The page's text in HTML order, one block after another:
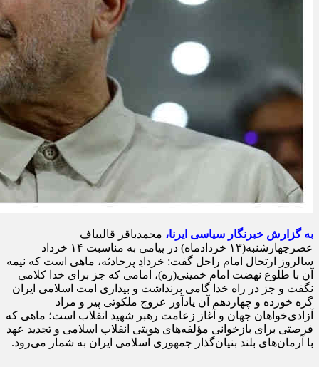
به گزارش خبرنگار سیاسی ایرنا، محمدباقر قالیباف
عصرچهارشنبه(۱۳ خردادماه) در پیامی به مناسبت ۱۴ خرداد
سالروز ارتحال امام راحل گفت: خردادِ پرحادثه، ماهی است که نیمه
آن با طلوع نهضت امام خمینی(ره)، امامی که جز برای خدا کلامی
نگفت و جز در راه خدا گامی برنداشت و بیداری امت اسلامی ایران
گره خورده و چهاردهم آن یادآور عروج ملکوتی پیر و مراد
آزادی‌خواهان جهان و آغاز زعامت رهبر شهید انقلاب است؛ ماهی که
فرصتی برای بازخوانی مؤلفه‌های هویتی انقلاب اسلامی و تجدید عهد
با آرمان‌های بلند بنیان‌گذار جمهوری اسلامی ایران به شمار می‌رود.